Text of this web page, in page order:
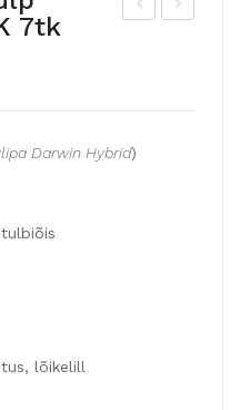
e
7tk
Darwin Hybrid)
lõikelill